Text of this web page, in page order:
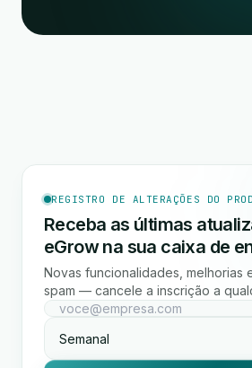
REGISTRO DE ALTERAÇÕES DO
Receba as últimas
eGrow na sua caixa de
Novas funcionalidades, melhorias
spam — cancele a inscrição a